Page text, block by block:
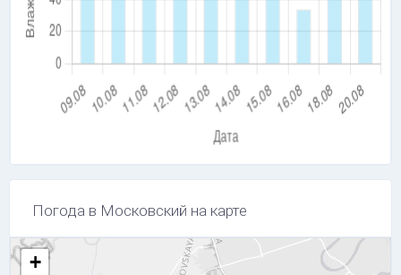
Погода в Московский на карте
+